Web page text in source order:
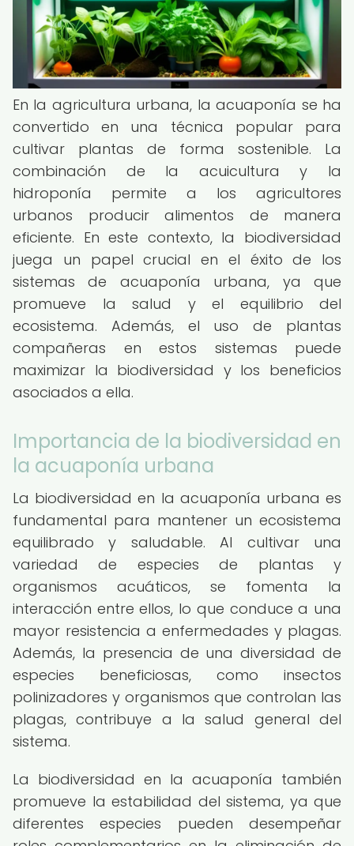
En la agricultura urbana, la acuaponía se ha
convertido en una técnica popular para
cultivar plantas de forma sostenible. La
combinación de la acuicultura y la
hidroponía permite a los agricultores
urbanos producir alimentos de manera
eficiente. En este contexto, la biodiversidad
juega un papel crucial en el éxito de los
sistemas de acuaponía urbana, ya que
promueve la salud y el equilibrio del
ecosistema. Además, el uso de plantas
compañeras en estos sistemas puede
maximizar la biodiversidad y los beneficios
asociados a ella.
Importancia de la biodiversidad en
la acuaponía urbana
La biodiversidad en la acuaponía urbana es
fundamental para mantener un ecosistema
equilibrado y saludable. Al cultivar una
variedad de especies de plantas y
organismos acuáticos, se fomenta la
interacción entre ellos, lo que conduce a una
mayor resistencia a enfermedades y plagas.
Además, la presencia de una diversidad de
especies beneficiosas, como insectos
polinizadores y organismos que controlan las
plagas, contribuye a la salud general del
sistema.
La biodiversidad en la acuaponía también
promueve la estabilidad del sistema, ya que
diferentes especies pueden desempeñar